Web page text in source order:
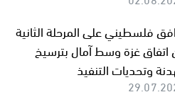
فلسطيني على المرحلة الثانية
غزة وسط آمال بترسيخ
وتحديات التنفيذ